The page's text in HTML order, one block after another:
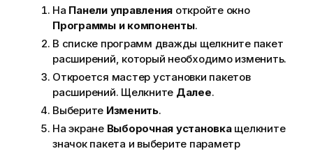
На Панели управления откройте окно
Программы и компоненты.
В списке программ дважды щелкните пакет
расширений, который необходимо изменить.
Откроется мастер установки пакетов
расширений. Щелкните Далее.
Выберите Изменить.
На экране Выборочная установкащелкните
значок пакета и выберите параметр